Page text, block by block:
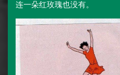
连一朵红玫瑰也没有。